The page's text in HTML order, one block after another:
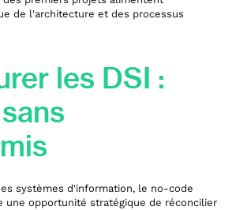
de l'architecture et des processus
les DSI :
systèmes d'information, le no-code
une opportunité stratégique de réconcilier